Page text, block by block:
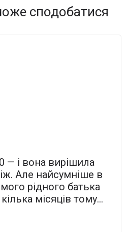
сподобатися
— і вона вирішила
Але найсумніше в
мого рідного батька
місяців тому…